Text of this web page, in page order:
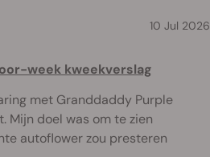
10 Jul 2026
week kweekverslag
met Granddaddy Purple
Mijn doel was om te zien
autoflower zou presteren